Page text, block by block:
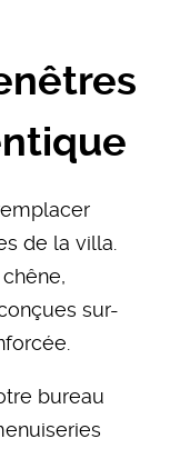
de la villa.
sur-
bureau